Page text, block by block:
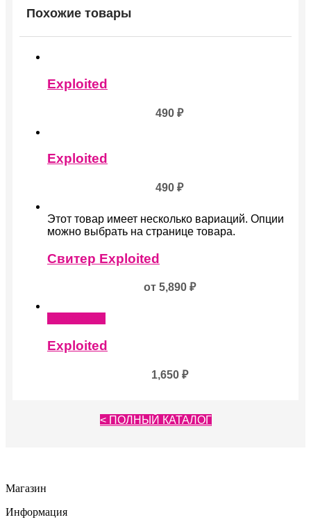
Похожие товары
Exploited
490 ₽
Exploited
490 ₽
Этот товар имеет несколько вариаций. Опции
можно выбрать на странице товара.
Свитер Exploited
от 5,890 ₽
Exploited
1,650 ₽
< ПОЛНЫЙ КАТАЛОГ
Магазин
Информация